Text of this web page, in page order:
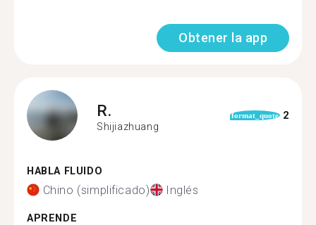
Obtener la app
R.
Shijiazhuang
format_quote 2
HABLA FLUIDO
Chino (simplificado) Inglés
APRENDE